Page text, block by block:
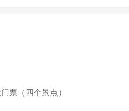
票（四个景点）